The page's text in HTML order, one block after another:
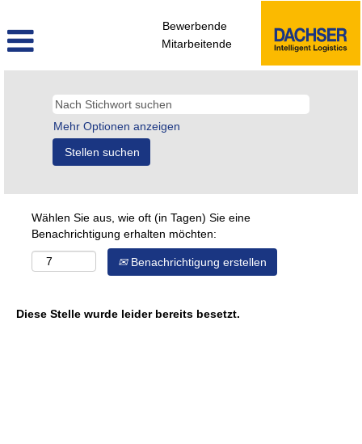
Bewerbende
Mitarbeitende
Mehr Optionen anzeigen
Wählen Sie aus, wie oft (in Tagen) Sie eine
Benachrichtigung erhalten möchten:
Benachrichtigung erstellen
Diese Stelle wurde leider bereits besetzt.